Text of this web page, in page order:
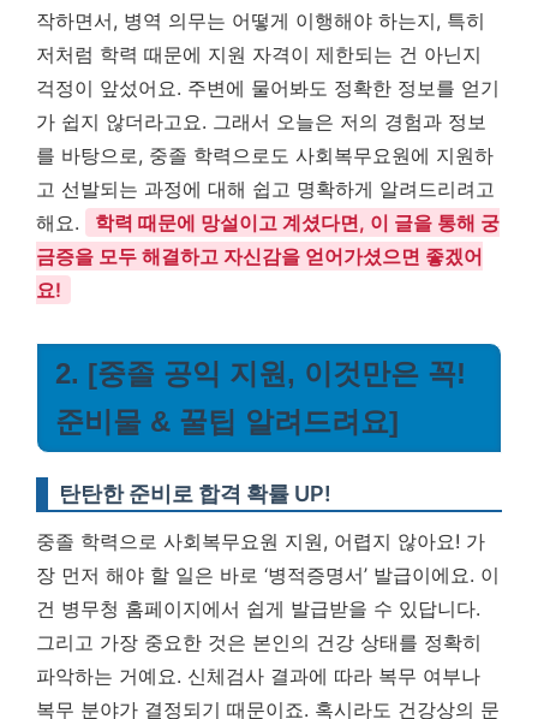
작하면서, 병역 의무는 어떻게 이행해야 하는지, 특히
저처럼 학력 때문에 지원 자격이 제한되는 건 아닌지
걱정이 앞섰어요. 주변에 물어봐도 정확한 정보를 얻기
가 쉽지 않더라고요. 그래서 오늘은 저의 경험과 정보
를 바탕으로, 중졸 학력으로도 사회복무요원에 지원하
고 선발되는 과정에 대해 쉽고 명확하게 알려드리려고
해요.
학력 때문에 망설이고 계셨다면, 이 글을 통해 궁
금증을 모두 해결하고 자신감을 얻어가셨으면 좋겠어
요!
2. [중졸 공익 지원, 이것만은 꼭!
준비물 & 꿀팁 알려드려요]
탄탄한 준비로 합격 확률 UP!
중졸 학력으로 사회복무요원 지원, 어렵지 않아요! 가
장 먼저 해야 할 일은 바로 ‘병적증명서’ 발급이에요. 이
건 병무청 홈페이지에서 쉽게 발급받을 수 있답니다.
그리고 가장 중요한 것은 본인의 건강 상태를 정확히
파악하는 거예요. 신체검사 결과에 따라 복무 여부나
복무 분야가 결정되기 때문이죠. 혹시라도 건강상의 문